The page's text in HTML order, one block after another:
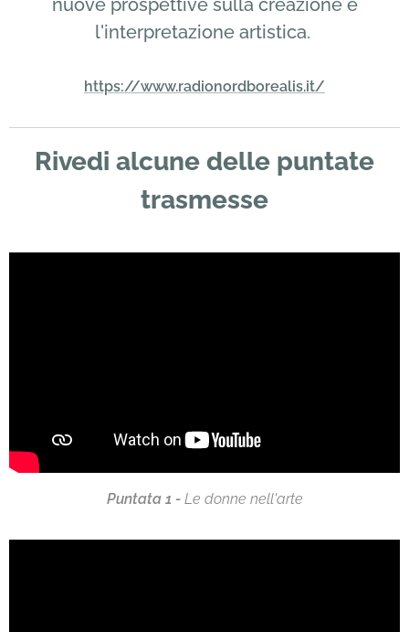
nuove prospettive sulla creazione e
l'interpretazione artistica.
https://www.radionordborealis.it/
Rivedi alcune delle puntate
trasmesse
Puntata 1 - Le donne nell'arte